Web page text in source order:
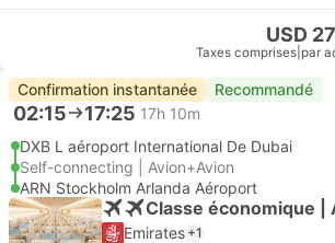
USD
Taxes comprises par
Confirmation instantanée Recommandé
02:15 17:25 17h 10m
DXB L aéroport International De Dubai
Self-connecting | Avion+Avion
ARN Stockholm Arlanda Aéroport
Classe économique |
Emirates +1